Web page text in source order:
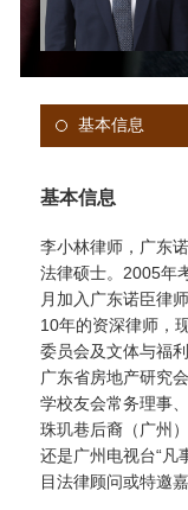
基本信息
基本信息
李小林律师，广东
法律硕士。2005年
月加入广东诺臣律
10年的资深律师，
委员会及文体与福
广东省房地产研究
学校友会常务理事
珠玑巷后裔（广州
还是广州电视台“凡
目法律顾问或特邀嘉